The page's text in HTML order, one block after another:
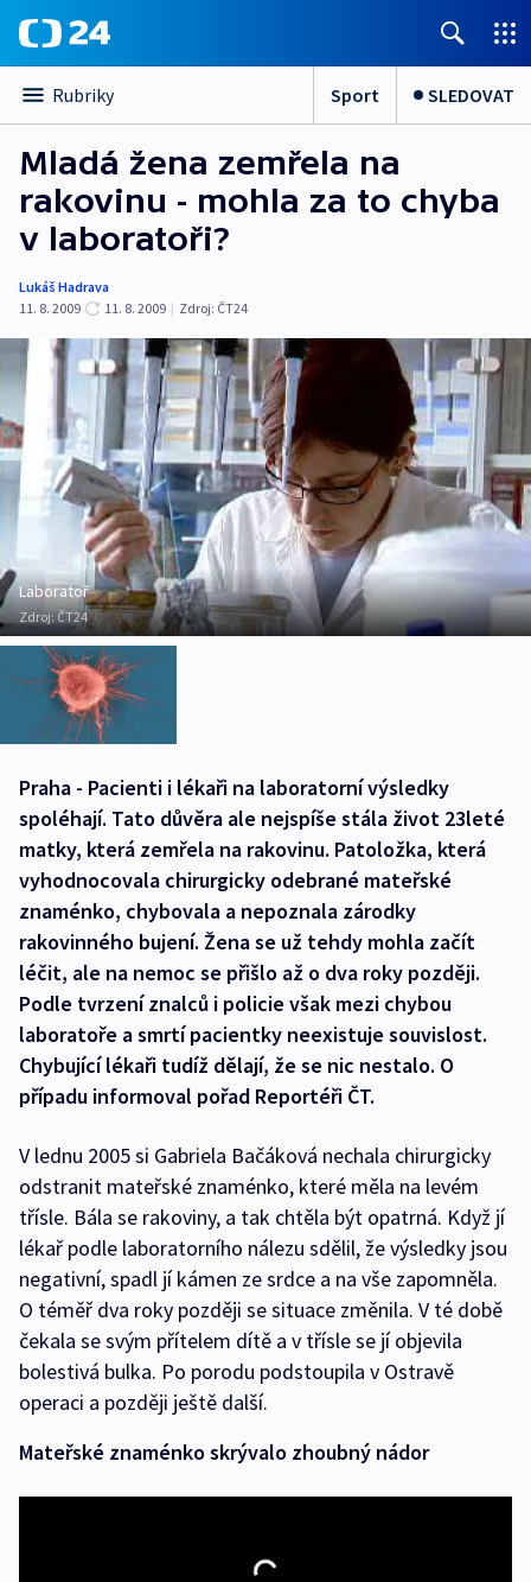
Rubriky Sport SLEDOVAT
Mladá žena zemřela na
rakovinu - mohla za to chyba
v laboratoři?
Lukáš Hadrava
11. 8. 2009
11. 8. 2009 | Zdroj: ČT24
Laboratoř
Zdroj:ČT24
Praha - Pacienti i lékaři na laboratorní výsledky
spoléhají. Tato důvěra ale nejspíše stála život 23leté
matky, která zemřela na rakovinu. Patoložka, která
vyhodnocovala chirurgicky odebrané mateřské
znaménko, chybovala a nepoznala zárodky
rakovinného bujení. Žena se už tehdy mohla začít
léčit, ale na nemoc se přišlo až o dva roky později.
Podle tvrzení znalců i policie však mezi chybou
laboratoře a smrtí pacientky neexistuje souvislost.
Chybující lékaři tudíž dělají, že se nic nestalo. O
případu informoval pořad Reportéři ČT.
V lednu 2005 si Gabriela Bačáková nechala chirurgicky
odstranit mateřské znaménko, které měla na levém
třísle. Bála se rakoviny, a tak chtěla být opatrná. Když jí
lékař podle laboratorního nálezu sdělil, že výsledky jsou
negativní, spadl jí kámen ze srdce a na vše zapomněla.
O téměř dva roky později se situace změnila. V té době
čekala se svým přítelem dítě a v třísle se jí objevila
bolestivá bulka. Po porodu podstoupila v Ostravě
operaci a později ještě další.
Mateřské znaménko skrývalo zhoubný nádor